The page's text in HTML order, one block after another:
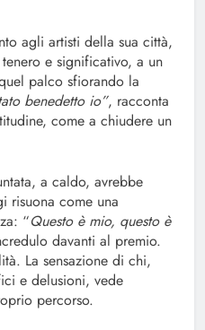
agli artisti della sua città,
e significativo, a un
palco sfiorando la
benedetto io”, racconta
come a chiudere un
a caldo, avrebbe
risuona come una
“Questo è mio, questo è
davanti al premio.
La sensazione di chi,
e delusioni, vede
percorso.